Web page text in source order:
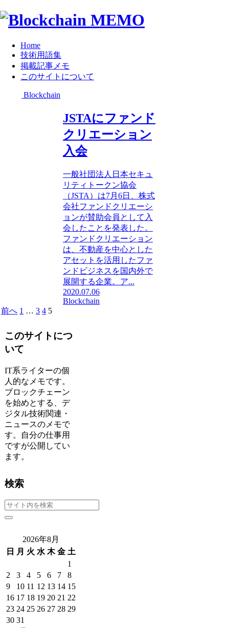
Home
技術用語集
掲載記事メモ
このサイトについて
Blockchain
JSTAにファンド
クリエーション
入会
一般社団法人日本セキュ
リティトークン協会
（JSTA）は7月6日、株式
会社ファンドクリエーシ
ョンが賛助会員として入
会したことを発表した。
ファンドクリエーション
は、不動産を中心とした
アセットを活用したファ
ンドビジネスを国内外で
展開する企業。ア...
2020.07.06
Blockchain
前へ 1 … 3 4 5
このサイトにつ
いて
IT系ライターの個
人的なメモです。
ブロックチェーン
を始めとする、デ
ジタル技術関連・
ニュースのメモで
す。自分の仕事用
ですが公開してい
ます。
検索
2026年8月
日
月 火 水 木 金 土
1
2
3 4 5 6 7
8
9
10 11 12 13 14 15
16 17 18 19 20 21 22
23 24 25 26 27 28 29
30 31